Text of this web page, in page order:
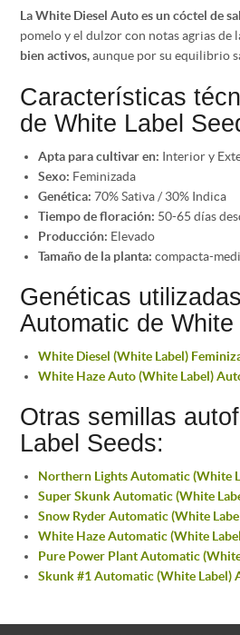
La White Diesel Auto es un cóctel de
pomelo y el dulzor con notas agrias de
bien activos,aunque por su equilibrio
Características
de White Label
Apta para cultivar en: Interior y
Sexo: Feminizada
Genética: 70% Sativa / 30% Indica
Tiempo de floración: 50-65 días
Producción: Elevado
Tamaño de la planta: compacta-
Genéticas
Automatic de White
White Diesel (White Label)
White Haze Auto (White Label)
Otras semillas
Label Seeds:
Northern Lights Automatic (White
Super Skunk Automatic (White
Snow Ryder Automatic (White
White Haze Automatic (White
Pure Power Plant Automatic
Skunk #1 Automatic (White Label)